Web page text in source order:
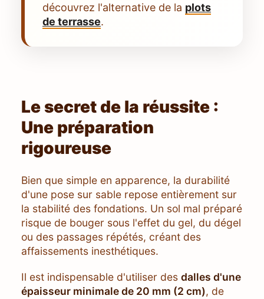
découvrez l'alternative de la plots
de terrasse.
Le secret de la réussite :
Une préparation
rigoureuse
Bien que simple en apparence, la durabilité
d'une pose sur sable repose entièrement sur
la stabilité des fondations. Un sol mal préparé
risque de bouger sous l'effet du gel, du dégel
ou des passages répétés, créant des
affaissements inesthétiques.
Il est indispensable d'utiliser des dalles d'une
épaisseur minimale de 20 mm (2 cm), de